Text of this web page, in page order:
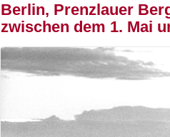
Berlin, Prenzlauer
zwischen dem 1. Mai